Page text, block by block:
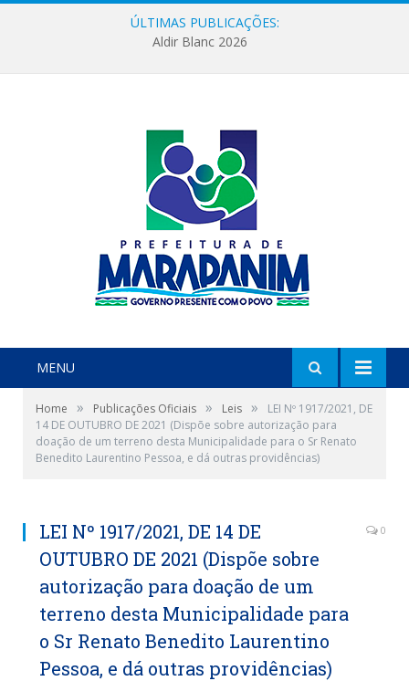
ÚLTIMAS PUBLICAÇÕES:
Aldir Blanc 2026
MENU
Home » Publicações Oficiais » Leis »
LEI Nº 1917/2021, DE
14 DE OUTUBRO DE 2021 (Dispõe sobre autorização para
doação de um terreno desta Municipalidade para o Sr Renato
Benedito Laurentino Pessoa, e dá outras providências)
LEI Nº 1917/2021, DE 14 DE
OUTUBRO DE 2021 (Dispõe sobre
autorização para doação de um
terreno desta Municipalidade para
o Sr Renato Benedito Laurentino
Pessoa, e dá outras providências)
0